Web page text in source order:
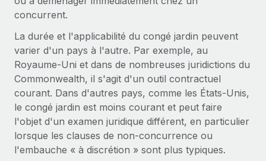
Intégrations
SERVICES
Demandez aux experts
Recevez des conseils d’experts sur les RH à
l’international et la conformité
Contrôles d’antécédents
Simplifiez vos processus de présélection des
TRAVAILLONS ENSEMBLE
Intégrez les RH à l’international de manière flexible
Devenir partenaire
Explorez avec nous vos opportunités de partenariat
Bientôt disponible
Conseil en intégrations et automatisations assistées par
Webinaires
Événements
Salle de presse
Données sur les salaires et les talents
Centre de ressources
Obtenir de l’aide
Voir toutes les ressources
中文（简体）
concurrent.
La durée et l'applicabilité du congé jardin peuvent
varier d'un pays à l'autre. Par exemple, au
Royaume-Uni et dans de nombreuses juridictions du
Commonwealth, il s'agit d'un outil contractuel
courant. Dans d'autres pays, comme les États-Unis,
le congé jardin est moins courant et peut faire
l'objet d'un examen juridique différent, en particulier
lorsque les clauses de non-concurrence ou
l'embauche « à discrétion » sont plus typiques.